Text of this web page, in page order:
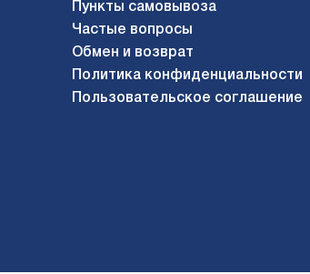
Пункты самовывоза
Частые вопросы
Обмен и возврат
Политика конфиденциальности
Пользовательское соглашение